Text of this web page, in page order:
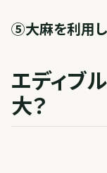
⑤大麻を利用
エディブ
大？